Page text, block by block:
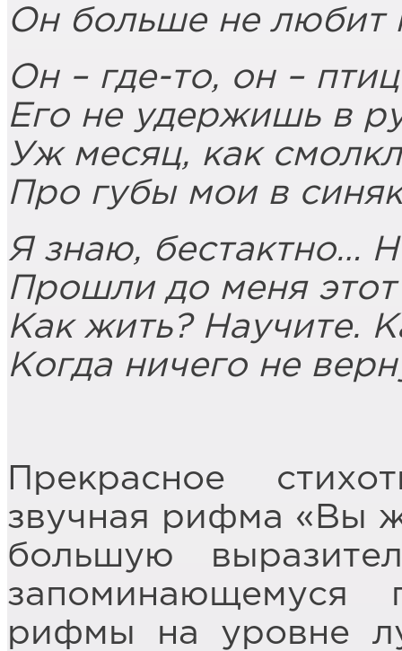
Он больше не любит
Он – где-то, он –
Его не удержишь в
Уж месяц, как
Про губы мои в
Я знаю, бестактно…
Прошли до меня этот
Как жить? Научите.
Когда ничего не
Прекрасное
звучная рифма «Вы
большую
рифмы на уровне